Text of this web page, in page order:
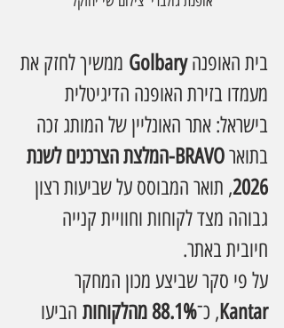
בית האופנה Golbary ממשיך לחזק את
מעמדו בזירת האופנה הדיגיטלית
בישראל: אתר האונליין של המותג זכה
בתואר
BRAVO-המלצת הצרכנים לשנת
2026, תואר המבוסס על שביעות רצון
גבוהה מצד לקוחות וחוויית קנייה
חיובית באתר.
על פי סקר שביצע מכון המחקר
Kantar, כ־88.1% מהלקוחות
הביעו